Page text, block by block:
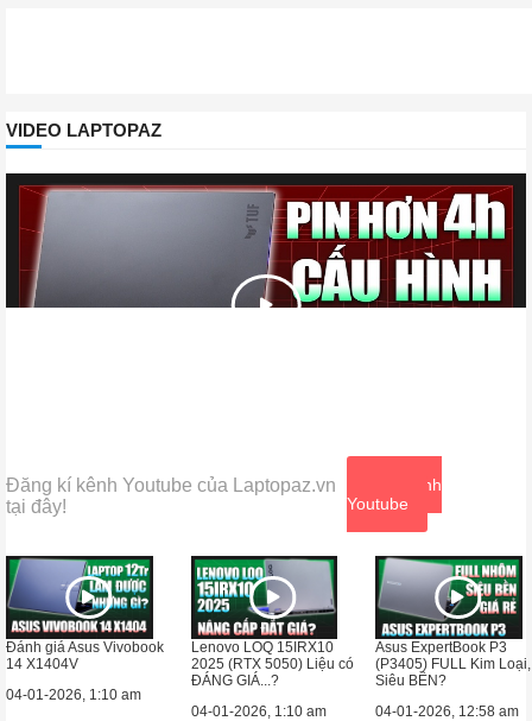
VIDEO LAPTOPAZ
Đăng kí kênh Youtube của Laptopaz.vn
tại đây!
Xem kênh
Youtube
Đánh giá Asus Vivobook
14 X1404V
04-01-2026, 1:10 am
Lenovo LOQ 15IRX10
2025 (RTX 5050) Liệu có
ĐÁNG GIÁ...?
04-01-2026, 1:10 am
Asus ExpertBook P3
(P3405) FULL Kim Loại,
Siêu BỀN?
04-01-2026, 12:58 am